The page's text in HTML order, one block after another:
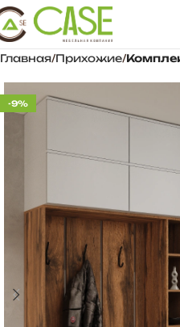
Главная Прихожие
-9%